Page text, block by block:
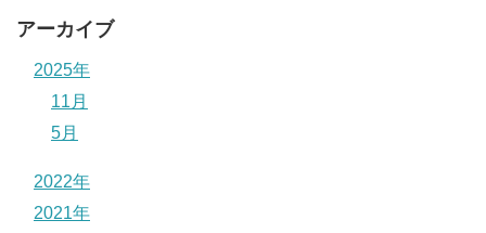
アーカイブ
2025年
11月
5月
2022年
2021年